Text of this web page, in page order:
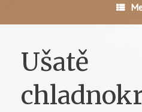
Ušatě